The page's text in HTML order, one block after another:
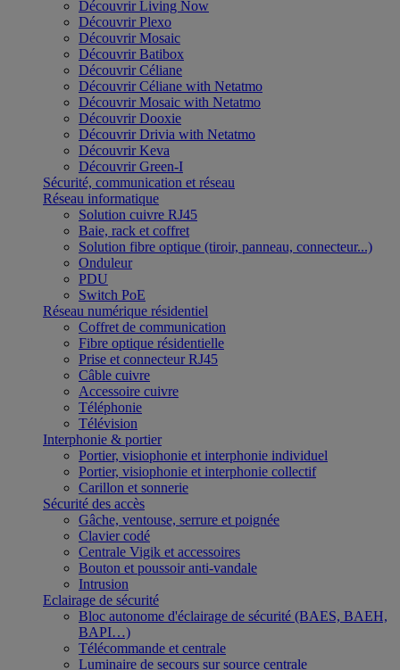
Découvrir Living Now
Découvrir Plexo
Découvrir Mosaic
Découvrir Batibox
Découvrir Céliane
Découvrir Céliane with Netatmo
Découvrir Mosaic with Netatmo
Découvrir Dooxie
Découvrir Drivia with Netatmo
Découvrir Keva
Découvrir Green-I
Sécurité, communication et réseau
Réseau informatique
Solution cuivre RJ45
Baie, rack et coffret
Solution fibre optique (tiroir, panneau, connecteur...)
Onduleur
PDU
Switch PoE
Réseau numérique résidentiel
Coffret de communication
Fibre optique résidentielle
Prise et connecteur RJ45
Câble cuivre
Accessoire cuivre
Téléphonie
Télévision
Interphonie & portier
Portier, visiophonie et interphonie individuel
Portier, visiophonie et interphonie collectif
Carillon et sonnerie
Sécurité des accès
Gâche, ventouse, serrure et poignée
Clavier codé
Centrale Vigik et accessoires
Bouton et poussoir anti-vandale
Intrusion
Eclairage de sécurité
Bloc autonome d'éclairage de sécurité (BAES, BAEH,
BAPI…)
Télécommande et centrale
Luminaire de secours sur source centrale